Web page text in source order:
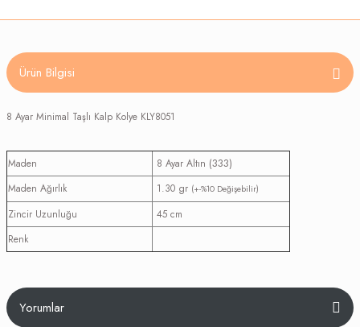
Ürün Bilgisi
8 Ayar Minimal Taşlı Kalp Kolye KLY8051
Maden 8 Ayar Altın (333)
Maden Ağırlık 1.30 gr (+-%10 Değişebilir)
Zincir Uzunluğu
45 cm
Renk
Yorumlar